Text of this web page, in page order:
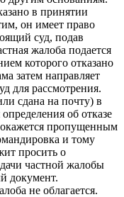
в принятии
он имеет право
суд, подав
жалоба подается
которого отказано
затем направляет
для рассмотрения.
сдана на почту) в
об отказе
окажется пропущенным
и тому
просить о
частной жалобы
документ.
не облагается.